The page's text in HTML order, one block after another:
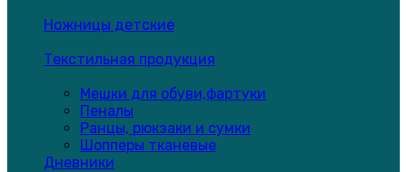
Ножницы детские
Текстильная продукция
Мешки для обуви,фартуки
Пеналы
Ранцы, рюкзаки и сумки
Шопперы тканевые
Дневники